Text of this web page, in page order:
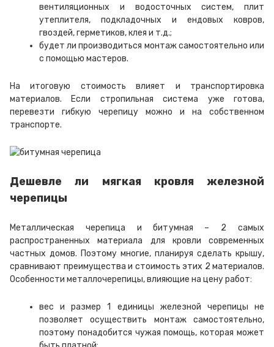
вентиляционных и водосточных систем, плит
утеплителя, подкладочных и ендовых ковров,
гвоздей, герметиков, клея и т.д.;
будет ли производиться монтаж самостоятельно или
с помощью мастеров.
На итоговую стоимость влияет и транспортировка
материалов. Если стропильная система уже готова,
перевезти гибкую черепицу можно и на собственном
транспорте.
Дешевле ли мягкая кровля железной
черепицы
Металлическая черепица и битумная – 2 самых
распространенных материала для кровли современных
частных домов. Поэтому многие, планируя сделать крышу,
сравнивают преимущества и стоимость этих 2 материалов.
Особенности металлочерепицы, влияющие на цену работ:
вес и размер 1 единицы железной черепицы не
позволяет осуществить монтаж самостоятельно,
поэтому понадобится чужая помощь, которая может